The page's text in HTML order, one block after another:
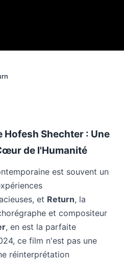
Hofesh Shechter : Une
de l'Humanité
est souvent un
et Return, la
et compositeur
, en est la parfaite
ce film n'est pas une
réinterprétation